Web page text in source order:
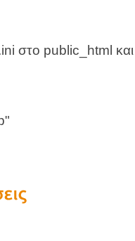
στο public_html και